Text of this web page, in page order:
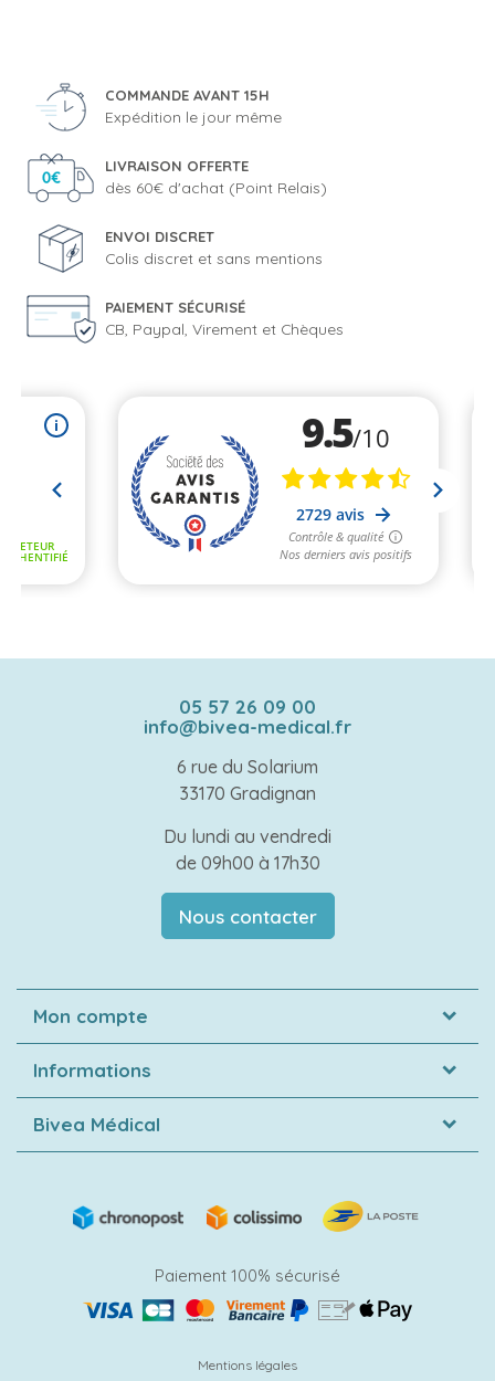
COMMANDE AVANT 15H
Expédition le jour même
LIVRAISON OFFERTE
dès 60€ d'achat (Point Relais)
ENVOI DISCRET
Colis discret et sans mentions
PAIEMENT SÉCURISÉ
CB, Paypal, Virement et Chèques
05 57 26 09 00
info@bivea-medical.fr
6 rue du Solarium
33170 Gradignan
Du lundi au vendredi
de 09h00 à 17h30
Nous contacter
Mon compte
Informations
Bivea Médical
Paiement 100% sécurisé
Mentions légales